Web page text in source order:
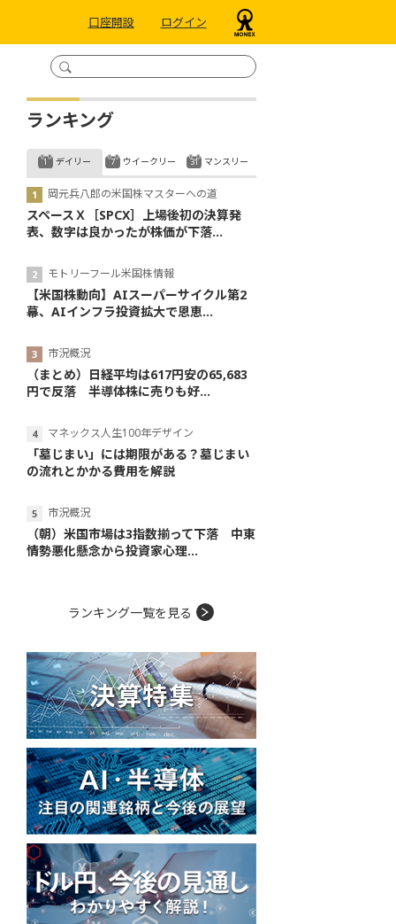
口座開設 ログイン
ランキング
デイリー
岡元兵八郎の米国株マスターへの道
スペースＸ［SPCX］上場後初の決算発
表、数字は良かったが株価が下落...
モトリーフール米国株情報
【米国株動向】AIスーパーサイクル第2
幕、AIインフラ投資拡大で恩恵...
市況概況
（まとめ）日経平均は617円安の65,683
円で反落 半導体株に売りも好...
マネックス人生100年デザイン
「墓じまい」には期限がある？墓じまい
の流れとかかる費用を解説
市況概況
（朝）米国市場は3指数揃って下落 中東
情勢悪化懸念から投資家心理...
ウイークリー マンスリー
ランキング一覧を見る